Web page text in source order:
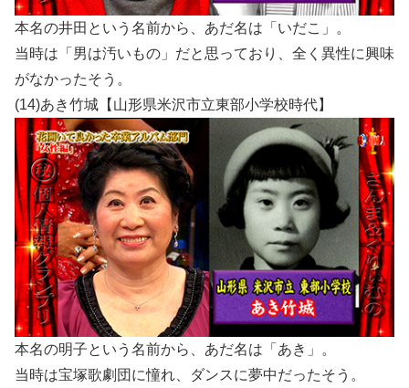
本名の井田という名前から、あだ名は「いだこ」。
当時は「男は汚いもの」だと思っており、全く異性に興味
がなかったそう。
(14)あき竹城【山形県米沢市立東部小学校時代】
本名の明子という名前から、あだ名は「あき」。
当時は宝塚歌劇団に憧れ、ダンスに夢中だったそう。